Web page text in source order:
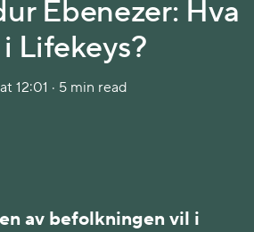
Ebenezer: Hva
Lifekeys?
12:01 · 5 min read
av befolkningen vil i